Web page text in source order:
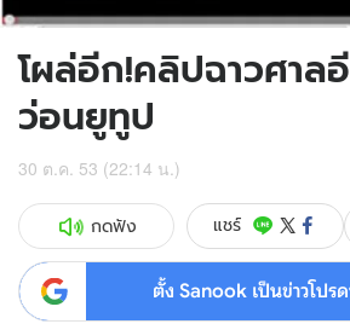
โผล่อีก!คลิปฉาวศาล
ว่อนยูทูป
30 ต.ค. 53 (22:14 น.)
กดฟัง แชร์
ตั้ง Sanook เป็นข่าวโป